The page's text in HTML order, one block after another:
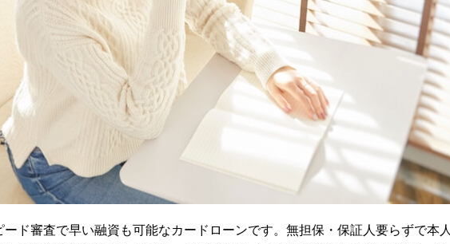
ード審査で早い融資も可能なカードローンです。無担保・保証人要らずで本人